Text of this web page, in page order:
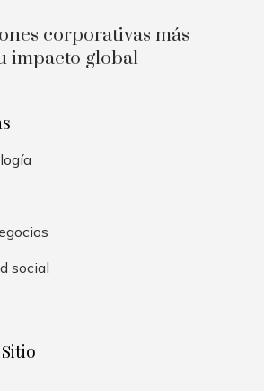
corporativas más
impacto global
social